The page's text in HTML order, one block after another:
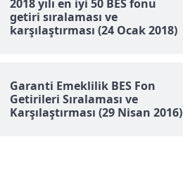
2018 yılı en iyi 50 BES fonu
getiri sıralaması ve
karşılaştırması (24 Ocak 2018)
Garanti Emeklilik BES Fon
Getirileri Sıralaması ve
Karşılaştırması (29 Nisan 2016)